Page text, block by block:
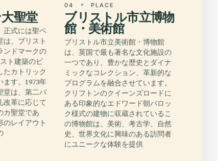
聖堂
正式には聖ペ
は、ブリスト
ンドマークの
ト建築のビ
たカトリック
ます。1973年
堂は、第二バ
改革に応じて
カ聖堂であ
のレイアウト
04 PLACE
ブリストル市立博物
館・美術館
ブリストル市立美術館・博物館
は、英国で最も著名な文化施設の
一つであり、豊かな歴史とダイナ
ミックなコレクション、革新的な
プログラムを融合させています。
クリフトンのクイーンズロードに
ある印象的なエドワード朝バロッ
ク様式の建物に収蔵されているこ
の博物館は、美術、考古学、自然
史、世界文化に興味のある訪問者
にユニークな体験を提供